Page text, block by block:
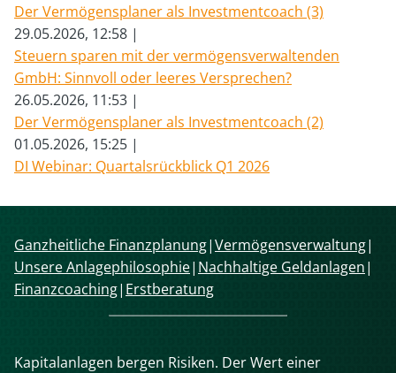
Der Vermögensplaner als Investmentcoach (3)
29.05.2026, 12:58
Steuern sparen mit der vermögensverwaltenden
GmbH: Sinnvoll oder leeres Versprechen?
26.05.2026, 11:53
Der Vermögensplaner als Investmentcoach (2)
01.05.2026, 15:25
DI Webinar: Quartalsrückblick Q1 2026
Navigation
überspringen
Ganzheitliche Finanzplanung Vermögensverwaltung
Unsere Anlagephilosophie Nachhaltige Geldanlagen
Finanzcoaching Erstberatung
Kapitalanlagen bergen Risiken. Der Wert einer